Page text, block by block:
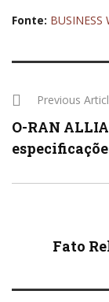
Fonte: BUSINESS
Previous
O-RAN
Fato